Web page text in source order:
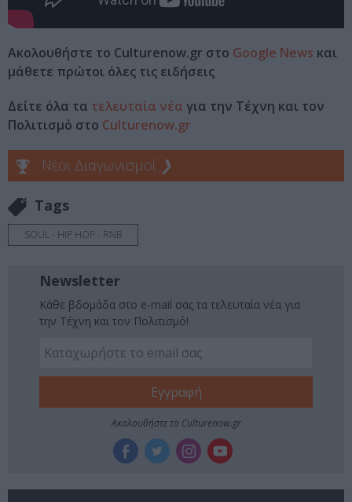
Ακολουθήστε το Culturenow.gr στο Google News και
μάθετε πρώτοι όλες τις ειδήσεις
Δείτε όλα τα τελευταία νέα για την Τέχνη και τον
Πολιτισμό στο Culturenow.gr
Νέοι Διαγωνισμοί ❯
Tags
SOUL - HIP HOP - RNB
Newsletter
Κάθε βδομάδα στο e-mail σας τα τελευταία νέα για
την Τέχνη και τον Πολιτισμό!
Ακολουθήστε το Culturenow.gr